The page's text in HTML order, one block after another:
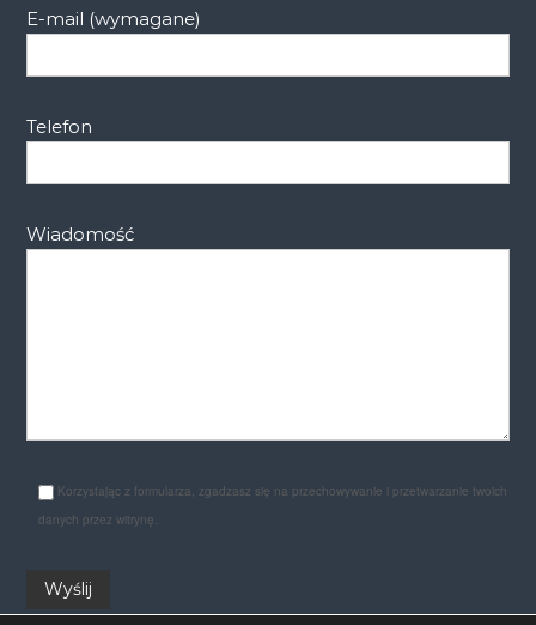
E-mail (wymagane)
Telefon
Wiadomość
Korzystając z formularza, zgadzasz się na przechowywanie i przetwarzanie twoich
danych przez witrynę.